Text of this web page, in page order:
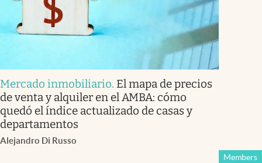
Mercado inmobiliario. El mapa de precios
de venta y alquiler en el AMBA: cómo
quedó el índice actualizado de casas y
departamentos
Alejandro Di Russo
Members